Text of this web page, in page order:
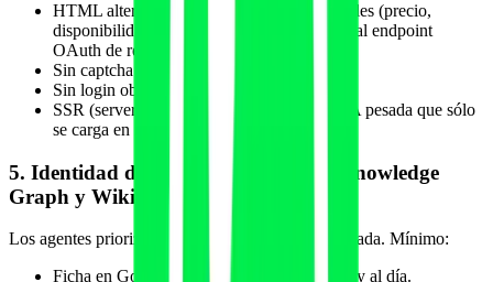
HTML alternativo al embed con datos legibles (precio,
disponibilidad orientativa, enlace al MCP o al endpoint
OAuth de reserva).
Sin captcha en el flujo de demo.
Sin login obligatorio para empezar.
SSR (server side rendering) en lugar de SPA pesada que sólo
se carga en navegador.
5. Identidad de marca verificable en Knowledge
Graph y Wikidata
Los agentes priorizan marcas con identidad verificada. Mínimo:
Ficha en Google Business Profile completa y al día.